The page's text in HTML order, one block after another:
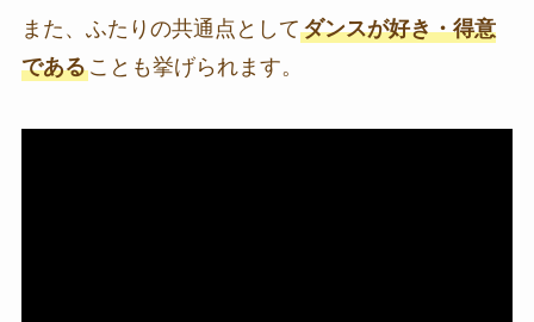
また、ふたりの共通点としてダンスが好き・得意
であることも挙げられます。